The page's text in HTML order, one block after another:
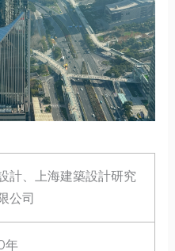
計、上海建築設計研究
公司
年